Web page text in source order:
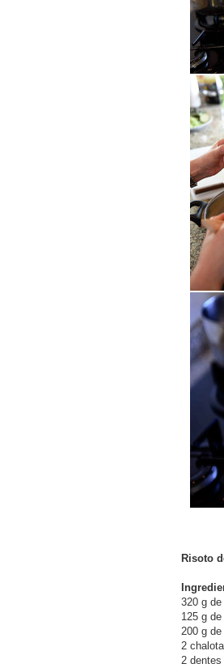
Risoto
320 g
125 g
200 g de
2
2